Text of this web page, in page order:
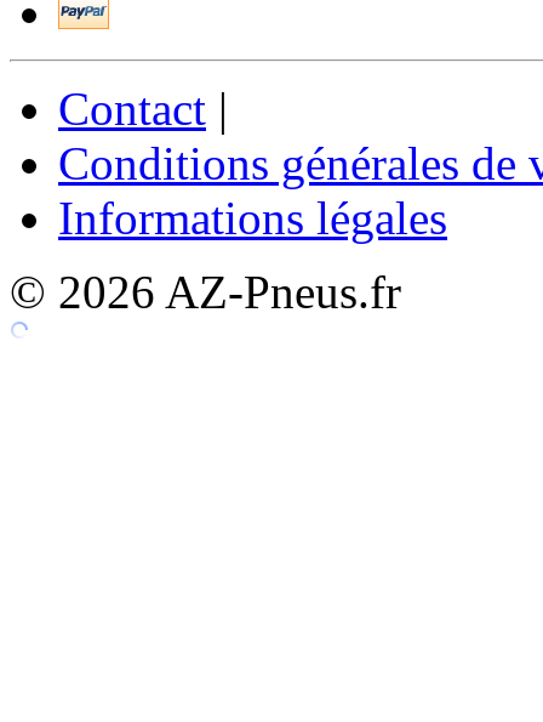
Contact |
Conditions générales de
Informations légales
© 2026 AZ-Pneus.fr